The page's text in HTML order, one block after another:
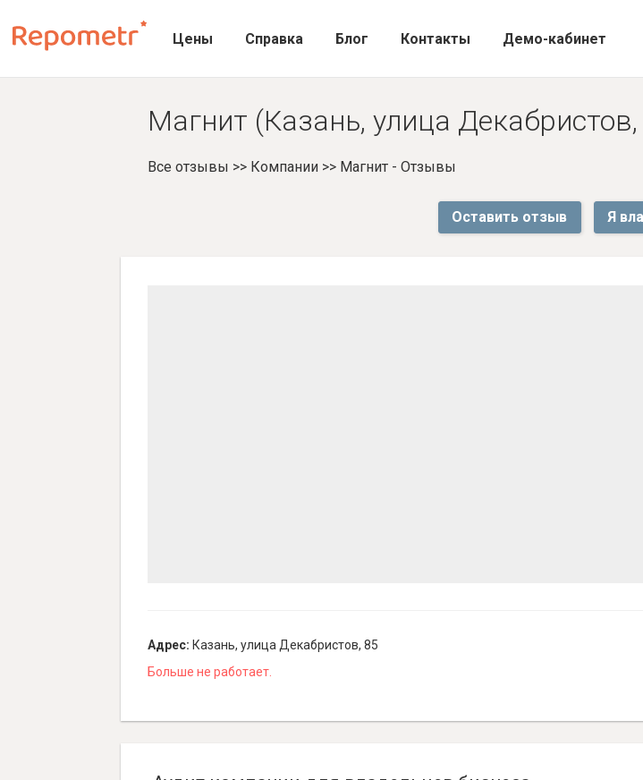
Цены Справка Блог Контакты Демо-кабинет
Магнит (Казань, улица
Все отзывы >> Компании>> Магнит - Отзывы
Оставить отзыв Я
Адрес: Казань, улица Декабристов, 85
Больше не работает.